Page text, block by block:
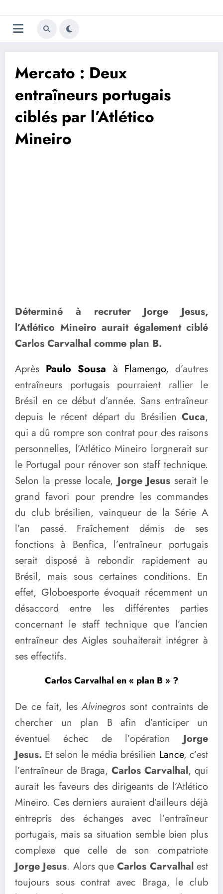
au
contenu
Trivela
L'actualité du football
Mercato : Deux
entraîneurs portugais
ciblés par l’Atlético
Mineiro
Déterminé à recruter Jorge Jesus,
l’Atlético Mineiro aurait également ciblé
Carlos Carvalhal comme plan B.
Après Paulo Sousa à Flamengo, d’autres
entraîneurs portugais pourraient rallier le
Brésil en ce début d’année. Sans entraîneur
depuis le récent départ du Brésilien Cuca,
qui a dû rompre son contrat pour des raisons
personnelles, l’Atlético Mineiro lorgnerait sur
le Portugal pour rénover son staff technique.
Selon la presse locale,Jorge Jesusserait le
grand favori pour prendre les commandes
du club brésilien, vainqueur de la Série A
l’an passé. Fraîchement démis de ses
fonctions à Benfica, l’entraîneur portugais
serait disposé à rebondir rapidement au
Brésil, mais sous certaines conditions. En
effet, Globoesporte évoquait récemment un
désaccord entre les différentes parties
concernant le staff technique que l’ancien
entraîneur des Aigles souhaiterait intégrer à
ses effectifs.
Carlos Carvalhal en « plan B » ?
De ce fait, lesAlvinegros sont contraints de
chercher un plan B afin d’anticiper un
éventuel échec de l’opérationJorge
Jesus. Et selon le média brésilien Lance, c’est
l’entraîneur de Braga, Carlos Carvalhal, qui
aurait les faveurs des dirigeants de l’Atlético
Mineiro. Ces derniers auraient d’ailleurs déjà
entrepris des échanges avec l’entraîneur
portugais, mais sa situation semble bien plus
complexe que celle de son compatriote
Jorge Jesus. Alors queCarlos Carvalhalest
toujours sous contrat avec Braga, le club